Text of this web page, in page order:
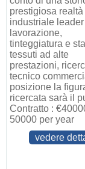
prestigiosa realtà
industriale
lavorazione,
tinteggiatura e
tessuti ad alte
prestazioni,
tecnico
posizione la
ricercata sarà il
Contratto :
50000 per year
vedere